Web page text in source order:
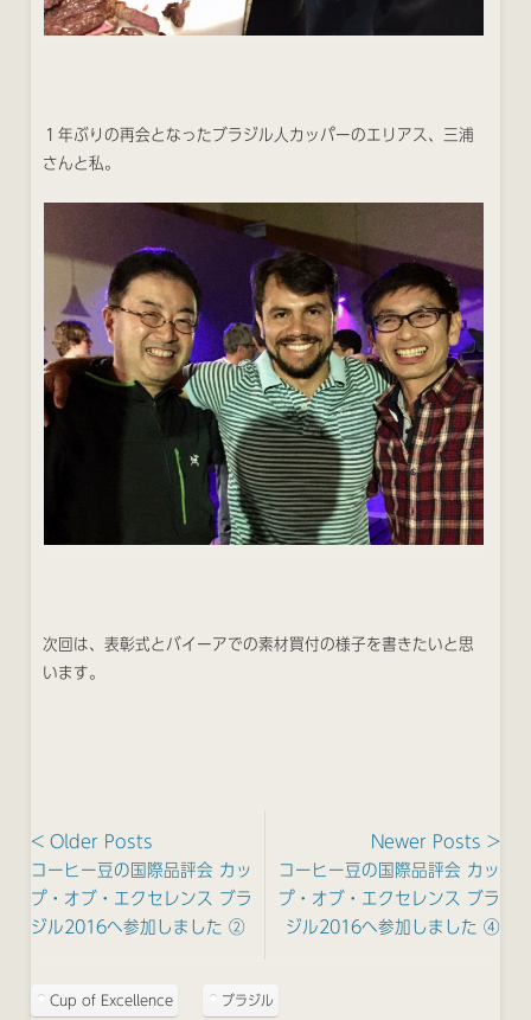
１年ぶりの再会となったブラジル人カッパーのエリアス、三浦
さんと私。
次回は、表彰式とバイーアでの素材買付の様子を書きたいと思
います。
< Older Posts
コーヒー豆の国際品評会 カッ
プ・オブ・エクセレンス ブラ
ジル2016へ参加しました ②
Newer Posts >
コーヒー豆の国際品評会 カッ
プ・オブ・エクセレンス ブラ
ジル2016へ参加しました ④
Cup of Excellence ブラジル